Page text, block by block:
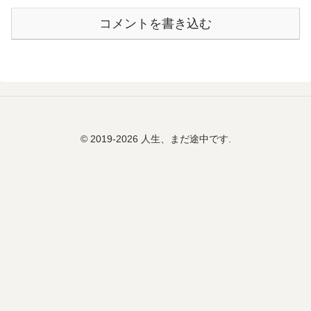
コメントを書き込む
© 2019-2026 人生、まだ途中です.